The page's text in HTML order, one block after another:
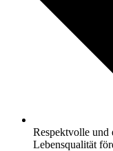
Respektvolle und
Lebensqualität